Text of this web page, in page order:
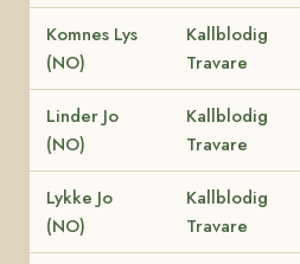
Komnes Lys
(NO)
Kallblodig
Travare
Linder Jo
(NO)
Kallblodig
Travare
Lykke Jo
(NO)
Kallblodig
Travare